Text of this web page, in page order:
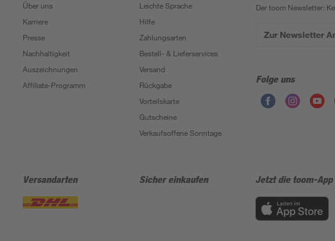
Über uns
Karriere
Presse
Nachhaltigkeit
Auszeichnungen
Affiliate-Programm
Leichte Sprache
Hilfe
Zahlungsarten
Bestell- & Lieferservices
Versand
Rückgabe
Vorteilskarte
Gutscheine
Verkaufsoffene Sonntage
Der toom Newsletter:
Zur Newsletter
Folge uns
Versandarten Sicher einkaufen Jetzt die toom-